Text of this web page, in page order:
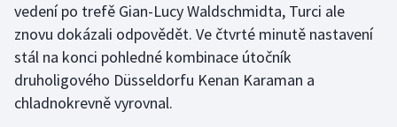
Plavání
Plážový volejbal
Ragby
vedení po trefě Gian-Lucy Waldschmidta, Turci ale
znovu dokázali odpovědět. Ve čtvrté minutě nastavení
stál na konci pohledné kombinace útočník
druholigového Düsseldorfu Kenan Karaman a
chladnokrevně vyrovnal.